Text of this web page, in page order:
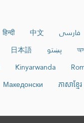
हिन्दी 中文 فارسی
日本語 پښتو
Kinyarwanda
Македонски ភាសាខ្មែរ